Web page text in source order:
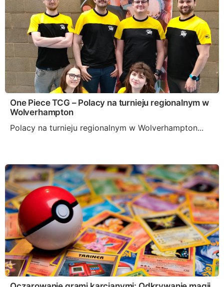
One Piece TCG – Polacy na turnieju regionalnym w
Wolverhampton
Polacy na turnieju regionalnym w Wolverhampton...